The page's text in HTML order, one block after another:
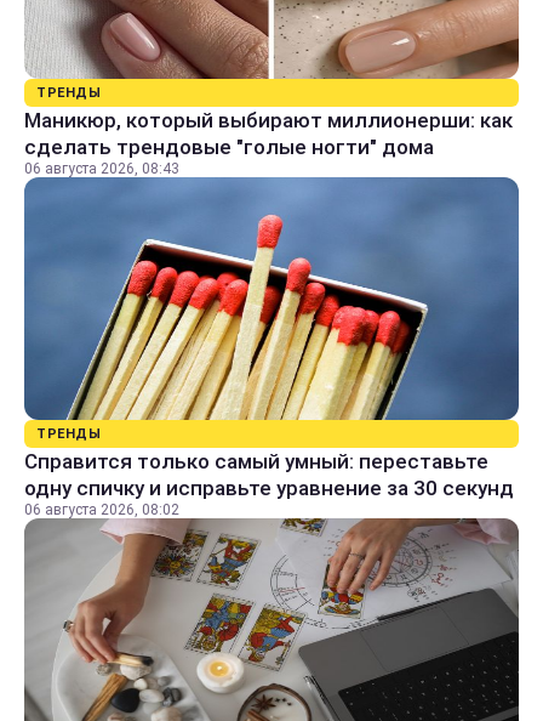
ТРЕНДЫ
Маникюр, который выбирают миллионерши: как
сделать трендовые "голые ногти" дома
06 августа 2026, 08:43
ТРЕНДЫ
Справится только самый умный: переставьте
одну спичку и исправьте уравнение за 30 секунд
06 августа 2026, 08:02